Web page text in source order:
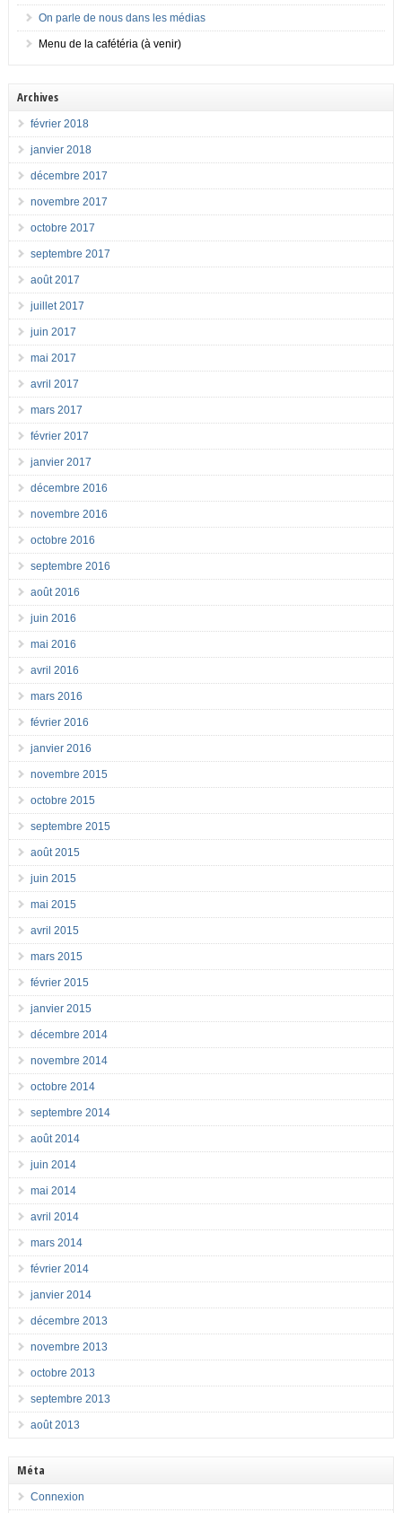
On parle de nous dans les médias
Menu de la cafétéria (à venir)
Archives
février 2018
janvier 2018
décembre 2017
novembre 2017
octobre 2017
septembre 2017
août 2017
juillet 2017
juin 2017
mai 2017
avril 2017
mars 2017
février 2017
janvier 2017
décembre 2016
novembre 2016
octobre 2016
septembre 2016
août 2016
juin 2016
mai 2016
avril 2016
mars 2016
février 2016
janvier 2016
novembre 2015
octobre 2015
septembre 2015
août 2015
juin 2015
mai 2015
avril 2015
mars 2015
février 2015
janvier 2015
décembre 2014
novembre 2014
octobre 2014
septembre 2014
août 2014
juin 2014
mai 2014
avril 2014
mars 2014
février 2014
janvier 2014
décembre 2013
novembre 2013
octobre 2013
septembre 2013
août 2013
Méta
Connexion